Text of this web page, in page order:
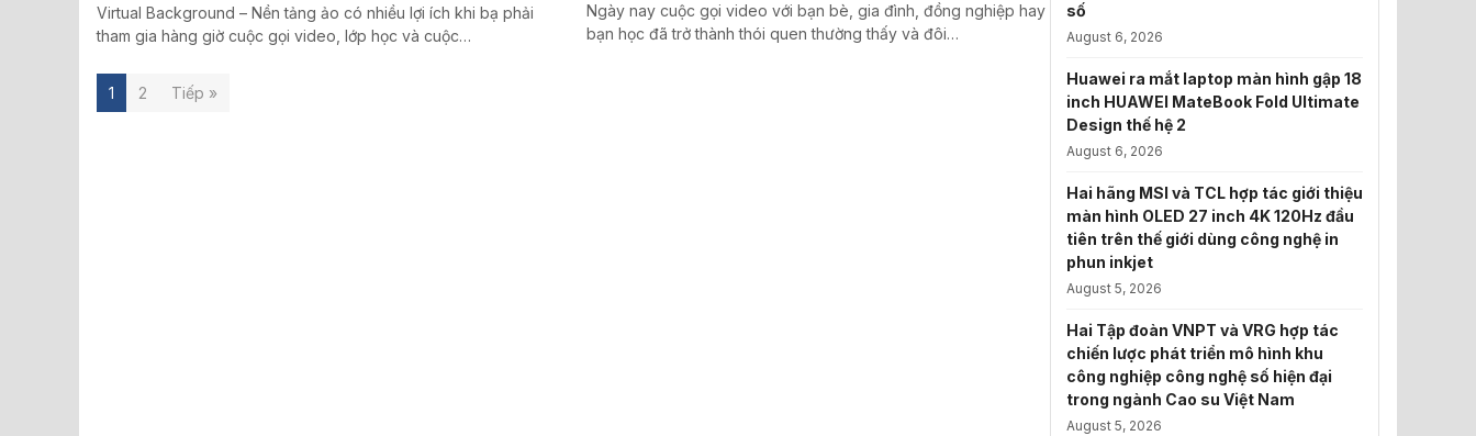
Virtual Background – Nền tảng ảo có nhiều lợi ích khi bạ phải
tham gia hàng giờ cuộc gọi video, lớp học và cuộc…
Ngày nay cuộc gọi video với bạn bè, gia đình, đồng nghiệp hay
bạn học đã trở thành thói quen thường thấy và đôi…
1 2 Tiếp »
số
August 6, 2026
Huawei ra mắt laptop màn hình gập 18
inch HUAWEI MateBook Fold Ultimate
Design thế hệ 2
August 6, 2026
Hai hãng MSI và TCL hợp tác giới thiệu
màn hình OLED 27 inch 4K 120Hz đầu
tiên trên thế giới dùng công nghệ in
phun inkjet
August 5, 2026
Hai Tập đoàn VNPT và VRG hợp tác
chiến lược phát triển mô hình khu
công nghiệp công nghệ số hiện đại
trong ngành Cao su Việt Nam
August 5, 2026